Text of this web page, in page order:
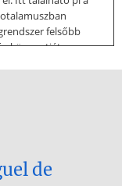
felsőbb
központját,
idegrendszer
de